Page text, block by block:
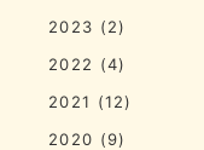
2023 (2)
2022 (4)
2021 (12)
2020 (9)